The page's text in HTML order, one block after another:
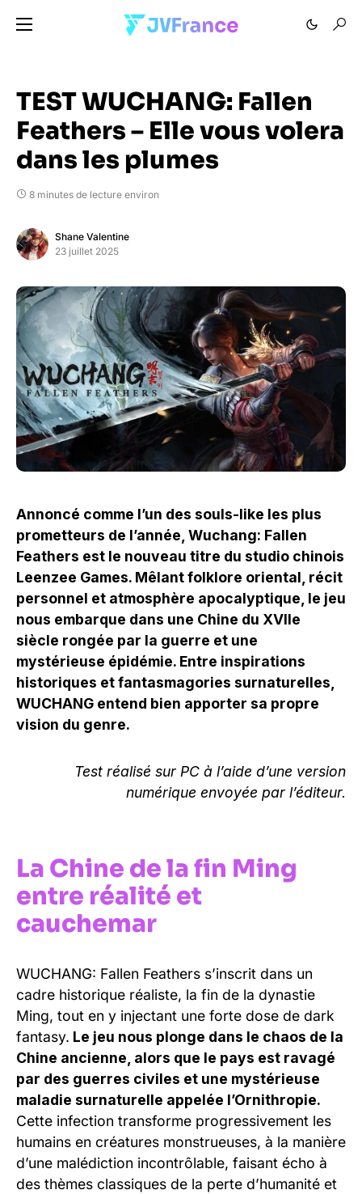
TEST WUCHANG: Fallen
Feathers – Elle vous volera
dans les plumes
8 minutes de lecture environ
Shane Valentine
23 juillet 2025
Annoncé comme l’un des souls-like les plus
prometteurs de l’année, Wuchang: Fallen
Feathers est le nouveau titre du studio chinois
Leenzee Games. Mêlant folklore oriental, récit
personnel et atmosphère apocalyptique, le jeu
nous embarque dans une Chine du XVIIe
siècle rongée par la guerre et une
mystérieuse épidémie. Entre inspirations
historiques et fantasmagories surnaturelles,
WUCHANG entend bien apporter sa propre
vision du genre.
Test réalisé sur PC à l’aide d’une version
numérique envoyée par l’éditeur.
La Chine de la fin Ming
entre réalité et
cauchemar
WUCHANG: Fallen Feathers s’inscrit dans un
cadre historique réaliste, la fin de la dynastie
Ming, tout en y injectant une forte dose de dark
fantasy. Le jeu nous plonge dans le chaos de la
Chine ancienne, alors que le pays est ravagé
par des guerres civiles et une mystérieuse
maladie surnaturelle appelée l’Ornithropie.
Cette infection transforme progressivement les
humains en créatures monstrueuses, à la manière
d’une malédiction incontrôlable, faisant écho à
des thèmes classiques de la perte d’humanité et